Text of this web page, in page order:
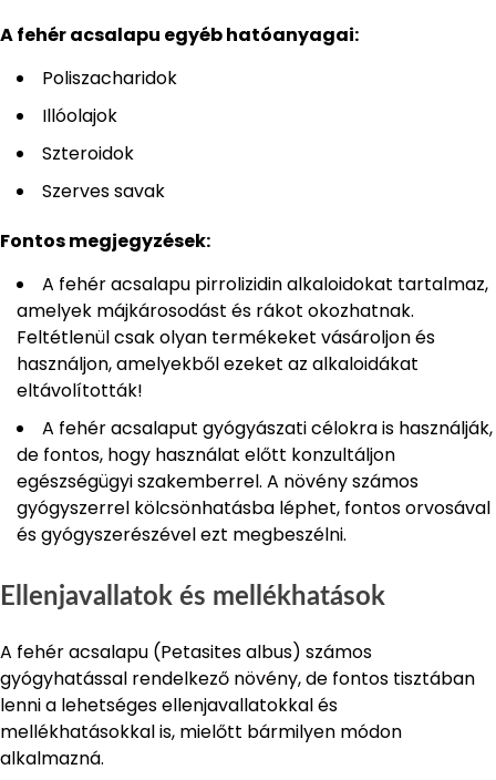
A fehér acsalapu egyéb hatóanyagai:
Poliszacharidok
Illóolajok
Szteroidok
Szerves savak
Fontos megjegyzések:
A fehér acsalapu pirrolizidin alkaloidokat tartalmaz,
amelyek májkárosodást és rákot okozhatnak.
Feltétlenül csak olyan termékeket vásároljon és
használjon, amelyekből ezeket az alkaloidákat
eltávolították!
A fehér acsalaput gyógyászati célokra is használják,
de fontos, hogy használat előtt konzultáljon
egészségügyi szakemberrel. A növény számos
gyógyszerrel kölcsönhatásba léphet, fontos orvosával
és gyógyszerészével ezt megbeszélni.
Ellenjavallatok és mellékhatások
A fehér acsalapu (Petasites albus) számos
gyógyhatással rendelkező növény, de fontos tisztában
lenni a lehetséges ellenjavallatokkal és
mellékhatásokkal is, mielőtt bármilyen módon
alkalmazná.